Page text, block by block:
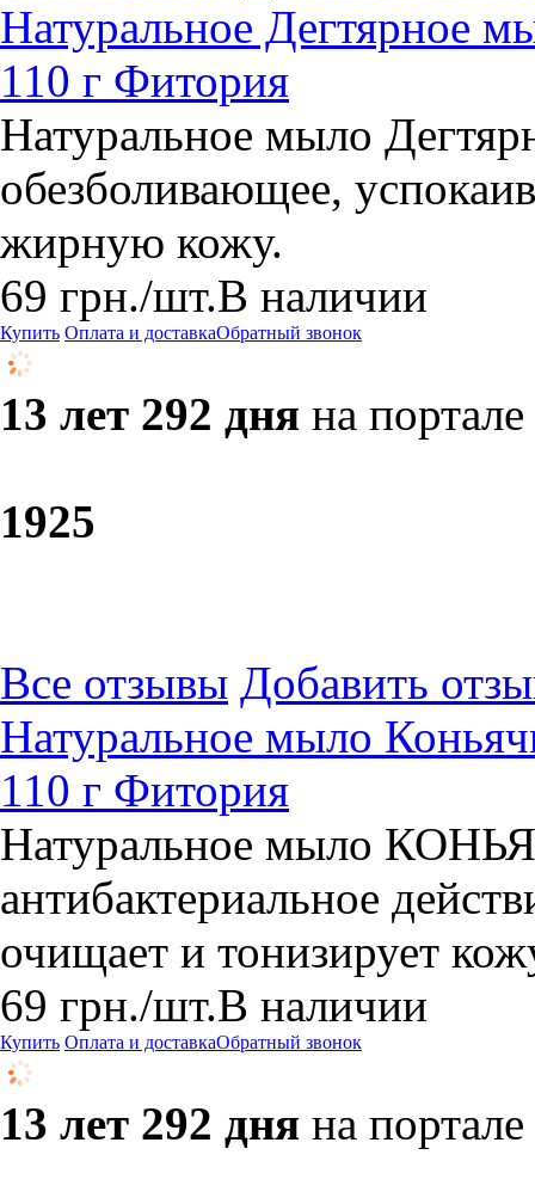
Натуральное Дегтярное
110 г Фитория
Натуральное мыло
обезболивающее,
жирную кожу.
69 грн./шт.В наличии
Купить Оплата и доставкаОбратный звонок
13 лет 292 дня на портале
1925
Все отзывы Добавить
Натуральное мыло
110 г Фитория
Натуральное мыло
антибактериальное
очищает и тонизирует
69 грн./шт.В наличии
Купить Оплата и доставкаОбратный звонок
13 лет 292 дня на портале